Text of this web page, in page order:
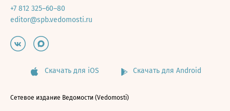
+7 812 325–60–80
editor@spb.vedomosti.ru
Скачать для iOS Скачать для Android
Сетевое издание Ведомости (Vedomosti)